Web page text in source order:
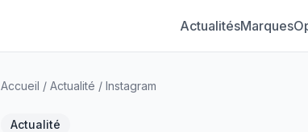
ActualitésMarques
Accueil / Actualité / Instagram
Actualité